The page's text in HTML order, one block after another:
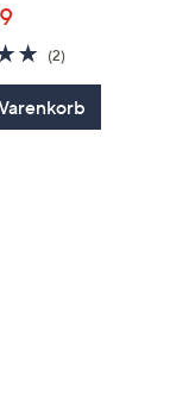
5.0
von
(2)2